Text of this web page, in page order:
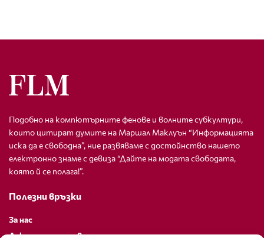
Подобно на компютърните фенове и волните субкултури,
които цитират думите на Маршал Маклуън “Информацията
иска да е свободна”, ние развяваме с достойнство нашето
електронно знаме с девиза “Дайте на модата свободата,
която й се полага!”.
Полезни връзки
За нас
Декларация за поверителност